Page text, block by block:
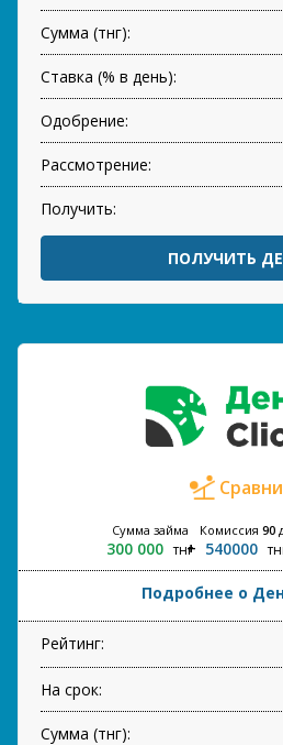
Сумма (тнг):
Ставка (% в день):
Одобрение:
Рассмотрение:
Получить:
ПОЛУЧИТЬ
Сумма займа
300 000 тнг
Комиссия 90
540000
Подробнее о
Рейтинг:
На срок:
Сумма (тнг):